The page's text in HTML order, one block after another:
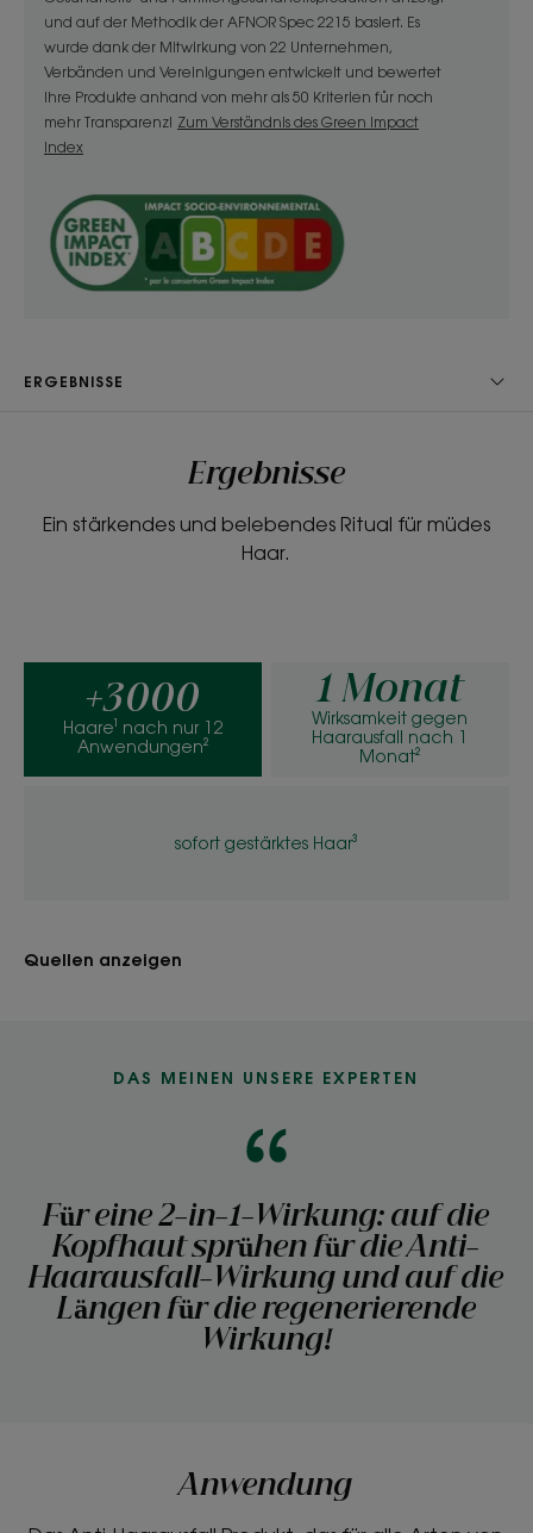
Nutzen
• Verlangsamt den Haarausfall: Chinin wirkt auf der
Kopfhaut, um den Haarausfall zu bremsen.
• Stärkt: diese nährstoffreiche Kur (mit Vitamin B
Haarfaser.
• Stimuliert: stimuliert in Verbindung mit einer
Massage das Haarwachstum bestehender Haare
dank der Kombination von Chinin, Bio-Edelweiss und
Textur
Geruch des Inhalts
Anregender holziger Duft
*+3'114 bestehende Haare in der Wachstumsphase.
**Durchschnittliche Ergebnisse des Phototrichogramm bei 45
und auf der Methodik der AFNOR Spec 2215 basiert. Es
wurde dank der Mitwirkung von 22 Unternehmen,
Verbänden und Vereinigungen entwickelt und bewertet
Ihre Produkte anhand von mehr als 50 Kriterien für noch
mehr Transparenz! Zum Verständnis des Green Impact
Index
ERGEBNISSE
Ergebnisse
Ein stärkendes und belebendes Ritual für müdes
Haar.
+3000
Haare¹ nach nur 12
Anwendungen²
1 Monat
Wirksamkeit gegen
Haarausfall nach 1
Monat²
sofort gestärktes Haar³
Quellen anzeigen
DAS MEINEN UNSERE EXPERTEN
Für eine 2-in-1-Wirkung: auf die
Kopfhaut sprühen für die Anti-
Haarausfall-Wirkung und auf die
Längen für die regenerierende
Wirkung!
Anwendung